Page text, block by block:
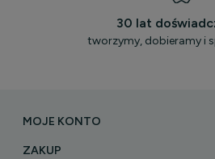
30 lat
tworzymy, dobieramy i
MOJE KONTO
ZAKUP